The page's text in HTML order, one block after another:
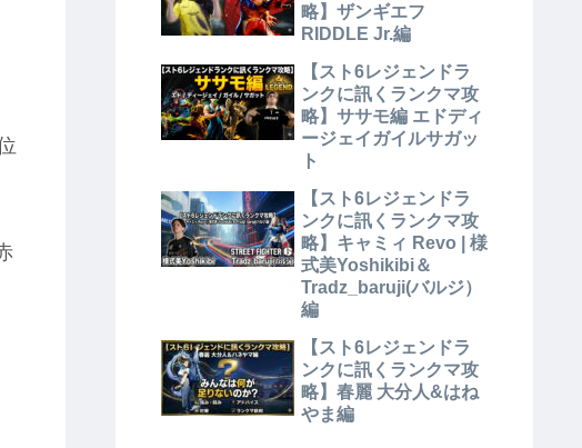
略】ザンギエフ
RIDDLE Jr.編
【スト6レジェンドラ
ンクに訊くランクマ攻
略】ササモ編 エドディ
ージェイガイルサガッ
ト
【スト6レジェンドラ
ンクに訊くランクマ攻
略】キャミィ Revo | 様
式美Yoshikibi＆
Tradz_baruji(バルジ）
編
【スト6レジェンドラ
ンクに訊くランクマ攻
略】春麗 大分人&はね
やま編